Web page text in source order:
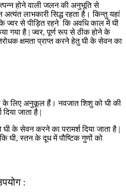
होने वाली जलन की अनुभूति से
लाभकारी सिद्ध रहता है। किन्तु यहां
ज्वर से पीड़ित रहने कि अवधि काल में घी
गया है | ज्वर, पूर्ण रूप से ठीक होने के
क्षमता प्राप्त करने हेतु घी के सेवन का
के लिए अनुकूल हैं। नवजात शिशु को घी की
जाता है |
घी के सेवन करने का परामर्श दिया जाता है |
घी, स्तन के दूध में पौष्टिक गुणों को
: